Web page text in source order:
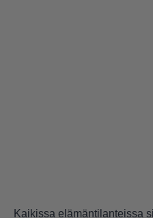
Kaikissa elämäntilanteissa